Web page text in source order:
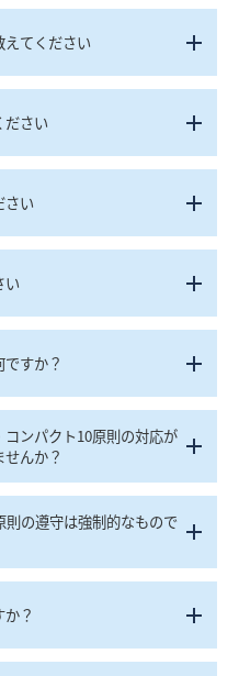
てください
ださい
さい
い
すか？
ンパクト10原則の対応が
んか？
則の遵守は強制的なもので
？